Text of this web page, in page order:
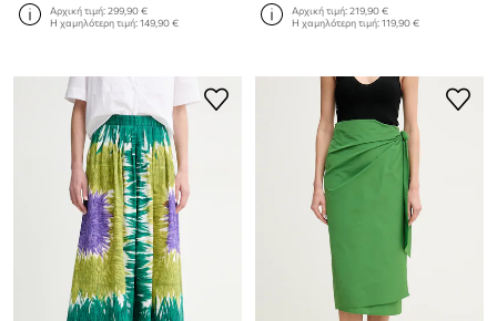
Αρχική τιμή:299,90 €
Η χαμηλότερη τιμή:149,90 €
Αρχική τιμή:219,90 €
Η χαμηλότερη τιμή:119,90 €